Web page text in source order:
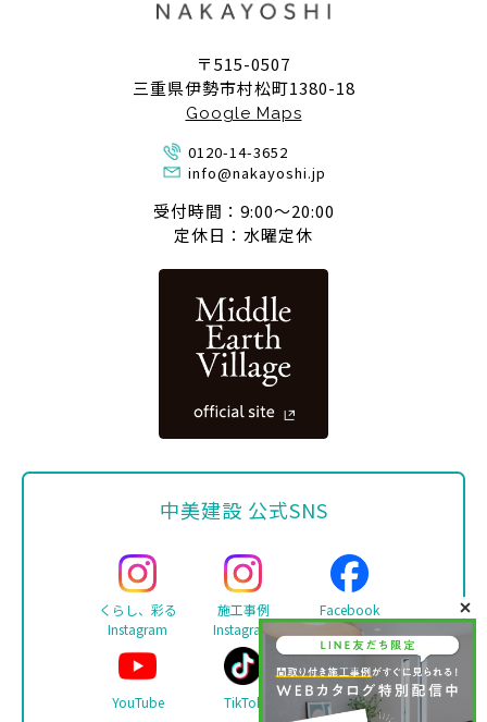
〒515-0507
三重県伊勢市村松町1380-18
Google Maps
0120-14-3652
info@nakayoshi.jp
受付時間：9:00〜20:00
定休日：水曜定休
中美建設 公式SNS
くらし、彩る
Instagram
施工事例
Instagram
Facebook
YouTube TikTok LINE